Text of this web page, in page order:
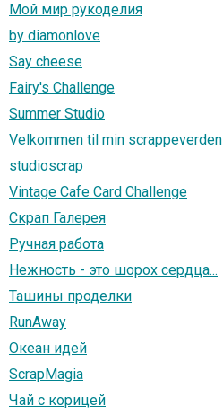
Мой мир рукоделия
by diamonlove
Say cheese
Fairy's Challenge
Summer Studio
Velkommen til min scrappeverden
studioscrap
Vintage Cafe Card Challenge
Скрап Галерея
Ручная работа
Нежность - это шорох сердца...
Ташины проделки
RunAway
Океан идей
ScrapMagia
Чай с корицей